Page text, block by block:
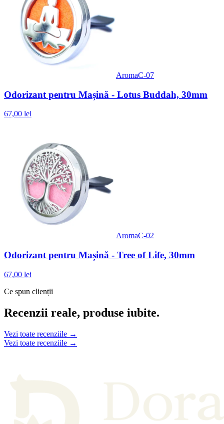
AromaC-07
Odorizant pentru Mașină - Lotus Buddah, 30mm
67,00 lei
AromaC-02
Odorizant pentru Mașină - Tree of Life, 30mm
67,00 lei
Ce spun clienții
Recenzii reale, produse iubite.
Vezi toate recenziile →
Vezi toate recenziile →